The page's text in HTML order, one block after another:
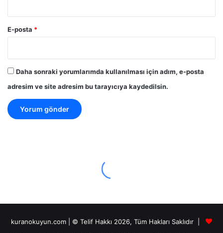
E-posta *
Daha sonraki yorumlarımda kullanılması için adım, e-posta
adresim ve site adresim bu tarayıcıya kaydedilsin.
kuranokuyun.com | © Telif Hakkı 2026, Tüm Hakları Saklıdır |